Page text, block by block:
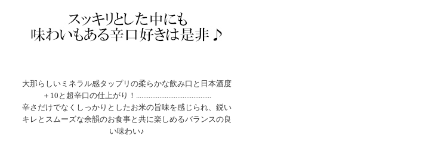
大那らしいミネラル感タップリの柔らかな飲み口と日本酒度
＋10と超辛口の仕上がり！..........................................
辛さだけでなくしっかりとしたお米の旨味を感じられ、鋭い
キレとスムーズな余韻のお食事と共に楽しめるバランスの良
い味わい♪